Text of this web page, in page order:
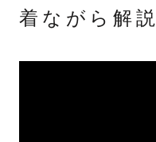
着ながら解説